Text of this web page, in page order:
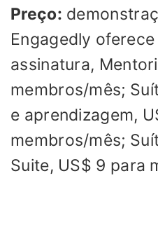
Preço:
Engagedly
assinatura,
membros/mês;
e aprendizagem,
membros/mês;
Suite, US$ 9 para